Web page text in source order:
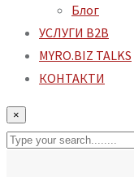
Блог
УСЛУГИ B2B
MYRO.BIZ TALKS
КОНТАКТИ
×